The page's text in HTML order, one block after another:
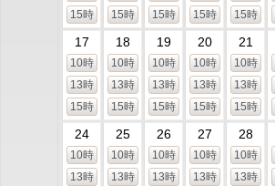
15時
15時
15時
15時
15時
17
10時
13時
15時
18
10時
13時
15時
19
10時
13時
15時
20
10時
13時
15時
21
10時
13時
15時
24
10時
13時
25
10時
13時
26
10時
13時
27
10時
13時
28
10時
13時